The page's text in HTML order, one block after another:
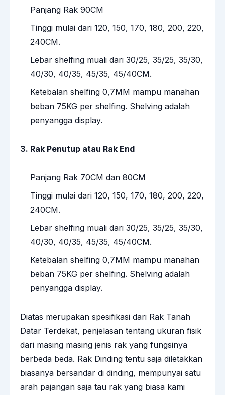
Panjang Rak 90CM
Tinggi mulai dari 120, 150, 170, 180, 200, 220,
240CM.
Lebar shelfing muali dari 30/25, 35/25, 35/30,
40/30, 40/35, 45/35, 45/40CM.
Ketebalan shelfing 0,7MM mampu manahan
beban 75KG per shelfing. Shelving adalah
penyangga display.
3. Rak Penutup atau Rak End
Panjang Rak 70CM dan 80CM
Tinggi mulai dari 120, 150, 170, 180, 200, 220,
240CM.
Lebar shelfing muali dari 30/25, 35/25, 35/30,
40/30, 40/35, 45/35, 45/40CM.
Ketebalan shelfing 0,7MM mampu manahan
beban 75KG per shelfing. Shelving adalah
penyangga display.
Diatas merupakan spesifikasi dari Rak Tanah
Datar Terdekat, penjelasan tentang ukuran fisik
dari masing masing jenis rak yang fungsinya
berbeda beda. Rak Dinding tentu saja diletakkan
biasanya bersandar di dinding, mempunyai satu
arah pajangan saja tau rak yang biasa kami